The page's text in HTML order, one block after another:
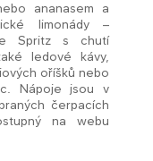
ananasem a
limonády –
Spritz s chutí
ledové kávy,
oříšků nebo
Nápoje jsou v
čerpacích
na webu